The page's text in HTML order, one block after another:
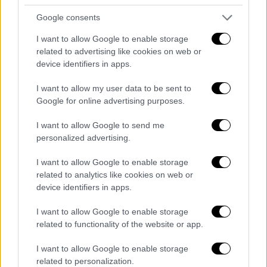
Google consents
I want to allow Google to enable storage
related to advertising like cookies on web or
device identifiers in apps.
I want to allow my user data to be sent to
Google for online advertising purposes.
I want to allow Google to send me
personalized advertising.
I want to allow Google to enable storage
related to analytics like cookies on web or
device identifiers in apps.
I want to allow Google to enable storage
related to functionality of the website or app.
I want to allow Google to enable storage
related to personalization.
Η ειλικρίνεια και η απλότητα αυτής της
εικόνας —ενός πολιτικού που τρώει, ρωτά
και γελά με τον κόσμο— έγινε σύμβολο της
καμπάνιας του. Έτσι, μέσα σε λίγους μήνες, ο
ροκάνισε τη διαφορά από τον
Κουόμο, ενώ οι μεγάλες επιχειρήσεις και οι
real estate λόμπι δαπανούσαν εκατομμύρια
για να τον σταματήσουν.
Η σύγκρουση με τον Κουόμο
Άντριου Κουόμο, γόνος πολιτικής
δυναστείας και πρώην κυβερνήτης της
για σχεδόν 11 χρόνια, επιχείρησε με
αυτές τις εκλογές την προσωπική του
επιστροφή. Επιστρατεύοντας την εμπειρία
του και τη στήριξη του κατεστημένου,